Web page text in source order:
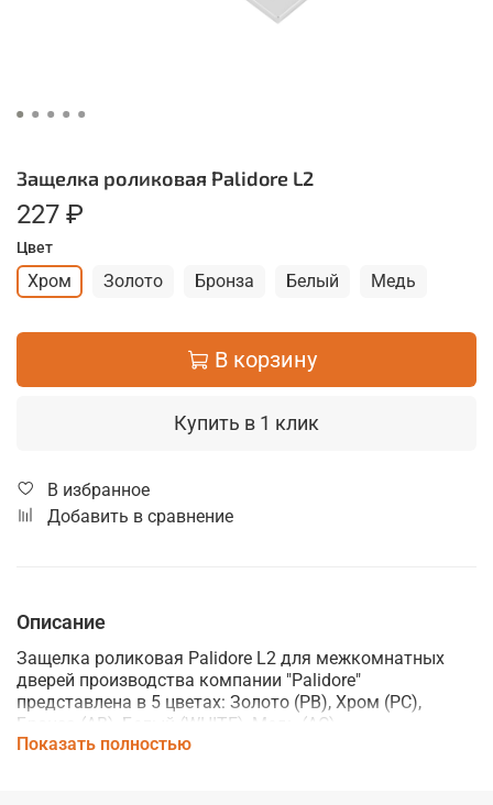
Защелка роликовая Palidore L2
227 ₽
Цвет
Хром Золото Бронза Белый Медь
В корзину
Купить в 1 клик
В избранное
Добавить в сравнение
Описание
Защелка роликовая Palidore L2 для межкомнатных
дверей производства компании "Palidore"
представлена в 5 цветах: Золото (PB), Хром (PC),
Бронза (AB), Белый (WHITE), Медь (АС).
Показать полностью